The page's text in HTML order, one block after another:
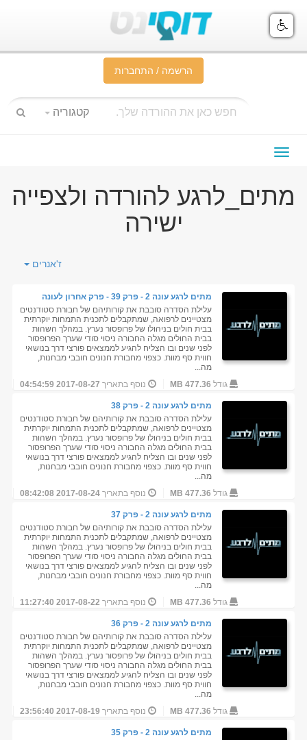
הרשמה / התחברות
קטגוריה
תפריט
מתים_לרגע להורדה ולצפייה
ישירה
ז'אנרים
מתים לרגע עונה 2 - פרק 39 - פרק אחרון לעונה
עלילת הסדרה סובבת את קורותיהם של חבורת סטודנטים
מצטיינים לרפואה, שמתקבלים לתכנית התמחות יוקרתית
בבית חולים בניהולו של פרופסור נערץ. במהלך השהות
בבית החולים מגלה החבורה ניסוי סודי שערך הפרופסור
לפני שנים ובו הצליח להגיע לממצאים פורצי דרך בנושאי
חווית סף מוות. כצפוי מחבורת חנונים חובבי מבחנות,
מה...
גודל 477.36 MB נוסף בתאריך 2017-08-27 04:54:59
מתים לרגע עונה 2 - פרק 38
עלילת הסדרה סובבת את קורותיהם של חבורת סטודנטים
מצטיינים לרפואה, שמתקבלים לתכנית התמחות יוקרתית
בבית חולים בניהולו של פרופסור נערץ. במהלך השהות
בבית החולים מגלה החבורה ניסוי סודי שערך הפרופסור
לפני שנים ובו הצליח להגיע לממצאים פורצי דרך בנושאי
חווית סף מוות. כצפוי מחבורת חנונים חובבי מבחנות,
מה...
גודל 477.36 MB נוסף בתאריך2017-08-24 08:42:08
מתים לרגע עונה 2 - פרק 37
עלילת הסדרה סובבת את קורותיהם של חבורת סטודנטים
מצטיינים לרפואה, שמתקבלים לתכנית התמחות יוקרתית
בבית חולים בניהולו של פרופסור נערץ. במהלך השהות
בבית החולים מגלה החבורה ניסוי סודי שערך הפרופסור
לפני שנים ובו הצליח להגיע לממצאים פורצי דרך בנושאי
חווית סף מוות. כצפוי מחבורת חנונים חובבי מבחנות,
מה...
גודל 477.36 MB נוסף בתאריך 2017-08-22 11:27:40
מתים לרגע עונה 2 - פרק 36
עלילת הסדרה סובבת את קורותיהם של חבורת סטודנטים
מצטיינים לרפואה, שמתקבלים לתכנית התמחות יוקרתית
בבית חולים בניהולו של פרופסור נערץ. במהלך השהות
בבית החולים מגלה החבורה ניסוי סודי שערך הפרופסור
לפני שנים ובו הצליח להגיע לממצאים פורצי דרך בנושאי
חווית סף מוות. כצפוי מחבורת חנונים חובבי מבחנות,
מה...
גודל 477.36 MB נוסף בתאריך 2017-08-19 23:56:40
מתים לרגע עונה 2 - פרק 35